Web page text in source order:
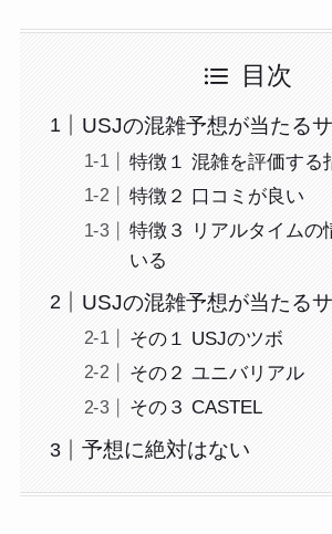
目次
USJの混雑予想が当たる
特徴１ 混雑を評価する
特徴２ 口コミが良い
特徴３ リアルタイムの
いる
USJの混雑予想が当たる
その１ USJのツボ
その２ ユニバリアル
その３ CASTEL
予想に絶対はない